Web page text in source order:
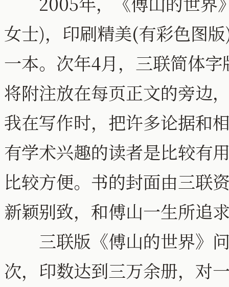
女士)，印刷精美(有彩色图
一本。次年4月，三联简体
将附注放在每页正文的旁边
我在写作时，把许多论据和
有学术兴趣的读者是比较有
比较方便。书的封面由三联
新颖别致，和傅山一生所
三联版《傅山的世界》问
次，印数达到三万余册，对